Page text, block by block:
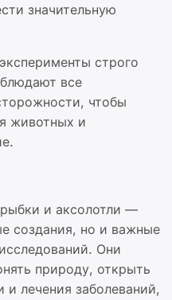
значительную
строго
все
чтобы
животных и
и аксолотли —
создания, но и важные
Они
природу, открыть
лечения заболеваний,